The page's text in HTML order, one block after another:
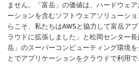
ません。「富岳」の価値は、ハードウェ
ーションを含むソフトウェアソリューシ
らこそ、私たちはAWSと協力して富岳ア
ラウドに拡張しました」と松岡センター
岳」のスーパーコンピューティング環境
とでアプリケーションをクラウドで利用